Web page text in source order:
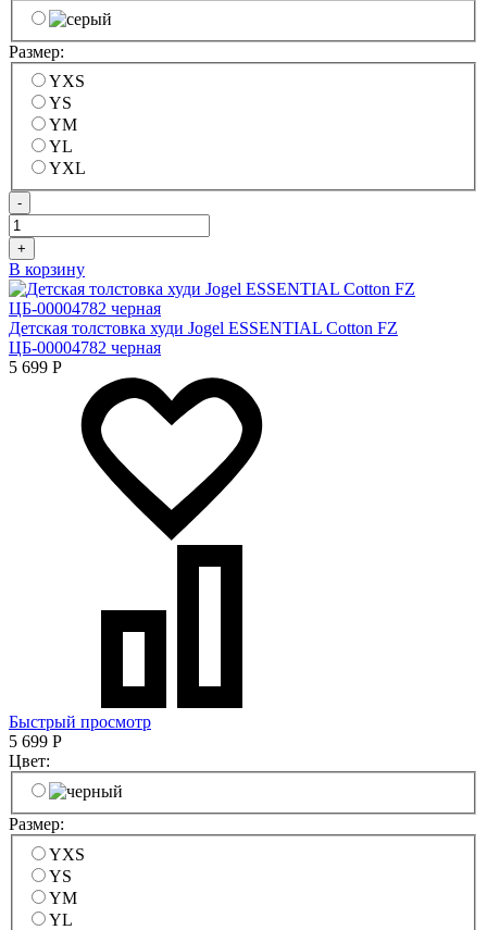
Размер:
YXS
YS
YM
YL
YXL
-
+
В корзину
Детская толстовка худи Jogel ESSENTIAL Cotton FZ
ЦБ-00004782 черная
5 699 Р
Быстрый просмотр
5 699 Р
Цвет:
Размер:
YXS
YS
YM
YL